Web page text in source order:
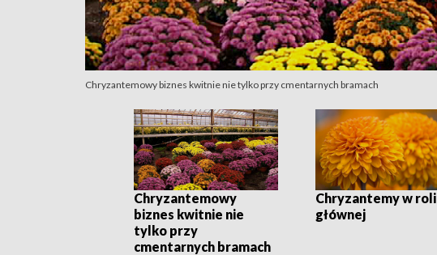
Chryzantemowy biznes kwitnie nie tylko przy cmentarnych bramach
Chryzantemowy
biznes kwitnie nie
tylko przy
cmentarnych bramach
Chryzantemy w roli
głównej